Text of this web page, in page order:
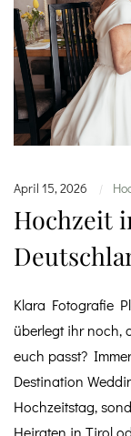
April 15, 2026 |
Hochzeit
Klara Fotografie
überlegt ihr noch,
euch passt?
Destination
Hochzeitstag,
Heiraten in Tirol